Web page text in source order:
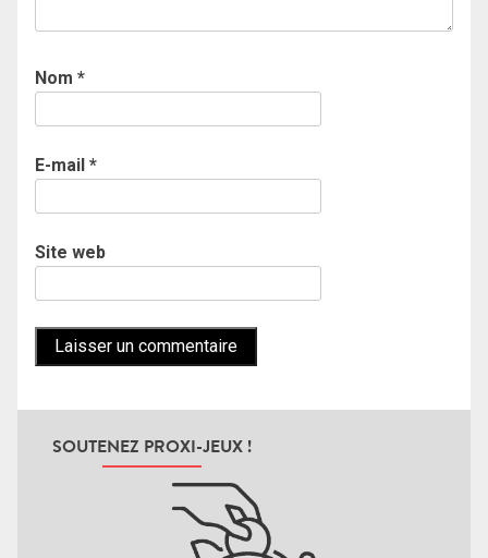
Nom *
E-mail *
Site web
SOUTENEZ PROXI-JEUX !